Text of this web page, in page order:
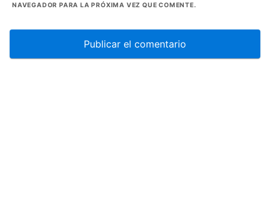
NAVEGADOR PARA LA PRÓXIMA VEZ QUE COMENTE.